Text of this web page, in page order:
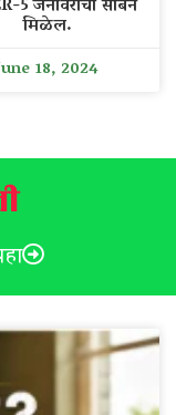
मिळेल.
18, 2024